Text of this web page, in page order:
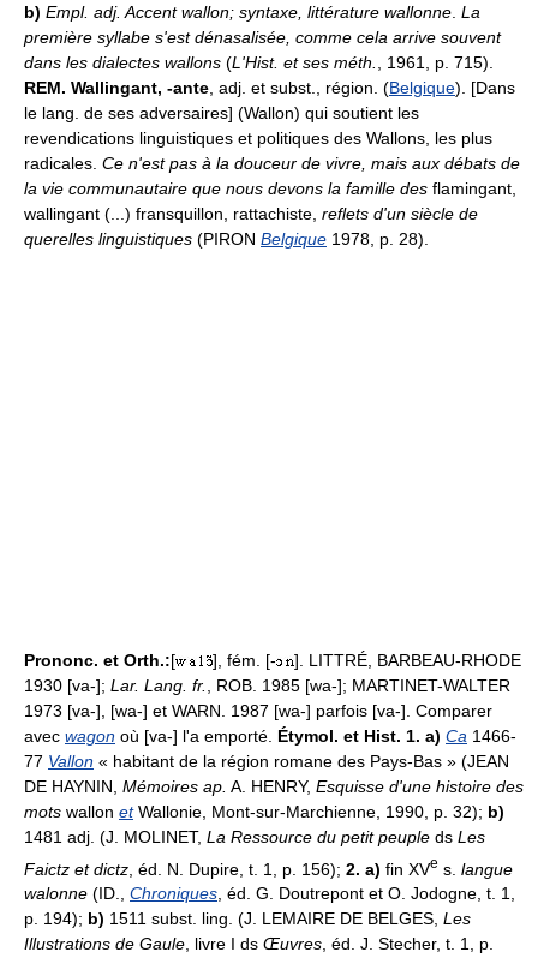
b) Empl. adj. Accent wallon; syntaxe, littérature wallonne La
première syllabe s'est dénasalisée, comme cela arrive souvent
dans les dialectes wallons (L'Hist. et ses méth.
, 1961, p. 715).
REM. Wallingant, -ante , adj. et subst., région. (Belgique). [Dans
le lang. de ses adversaires] (Wallon) qui soutient les
revendications linguistiques et politiques des Wallons, les plus
radicales. Ce n'est pas à la douceur de vivre, mais aux débats de
la vie communautaire que nous devons la famille des flamingant,
wallingant (...) fransquillon, rattachiste, reflets d'un siècle de
querelles linguistiques (PIRON Belgique 1978, p. 28).
Prononc. et Orth.:[ ], fém. [-
]. LITTRÉ, BARBEAU-RHODE
1930 [va-]; Lar. Lang. fr.
, ROB. 1985 [wa-]; MARTINET-WALTER
1973 [va-], [wa-] et WARN. 1987 [wa-] parfois [va-]. Comparer
avec wagon où [va-] l'a emporté. Étymol. et Hist. 1. a) Ca 1466-
77 Vallon « habitant de la région romane des Pays-Bas » (JEAN
DE HAYNIN, Mémoires ap. A. HENRY, Esquisse d'une histoire des
mots wallon etWallonie, Mont-sur-Marchienne, 1990, p. 32); b)
1481 adj. (J. MOLINET, La Ressource du petit peuple ds Les
Faictz et dictz , éd. N. Dupire, t. 1, p. 156); 2. a) fin XVe s. langue
walonne (ID., Chroniques, éd. G. Doutrepont et O. Jodogne, t. 1,
p. 194); b) 1511 subst. ling. (J. LEMAIRE DE BELGES, Les
Illustrations de Gaule, livre I ds Œuvres, éd. J. Stecher, t. 1, p.